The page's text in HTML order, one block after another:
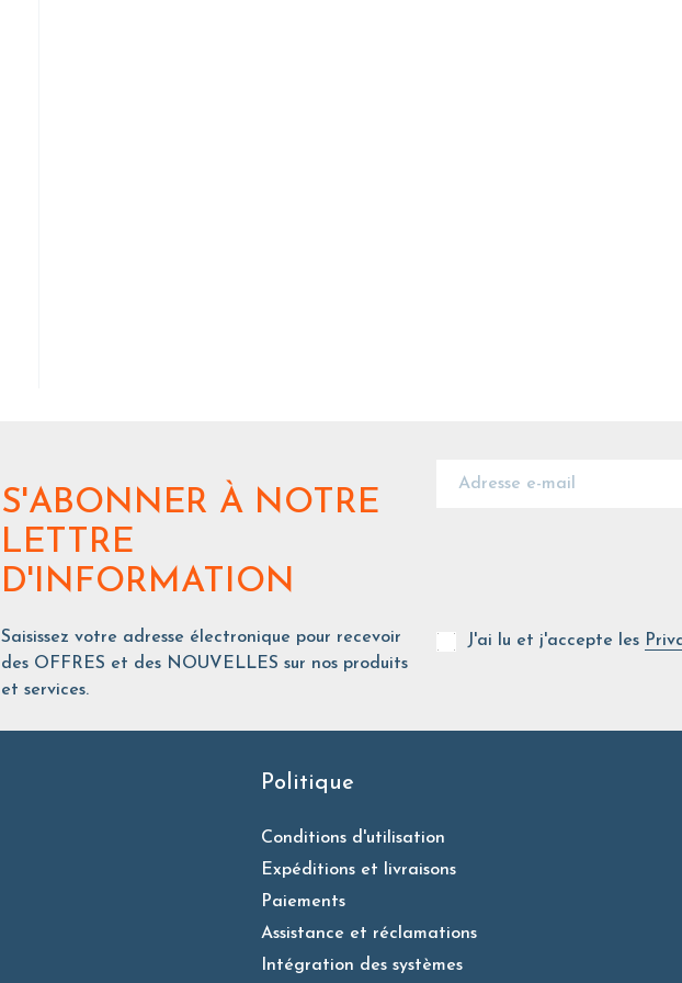
S'ABONNER À NOTRE
LETTRE
D'INFORMATION
Saisissez votre adresse électronique pour recevoir
des OFFRES et des NOUVELLES sur nos produits
et services.
J'ai lu et j'accepte les
Politique
Conditions d'utilisation
Expéditions et livraisons
Paiements
Assistance et réclamations
Intégration des systèmes